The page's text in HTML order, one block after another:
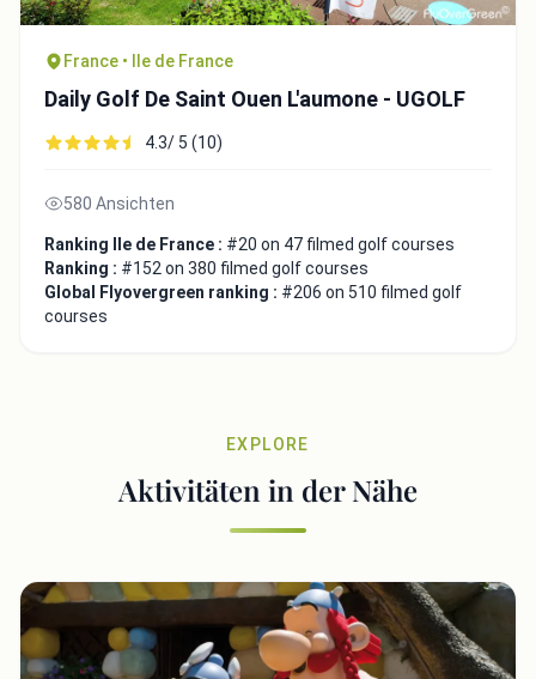
France • Ile de France
Daily Golf De Saint Ouen L'aumone - UGOLF
4.3/ 5 (10)
580 Ansichten
Ranking Ile de France : #20 on 47 filmed golf courses
Ranking : #152 on 380 filmed golf courses
Global Flyovergreen ranking : #206 on 510 filmed golf
courses
EXPLORE
Aktivitäten in der Nähe